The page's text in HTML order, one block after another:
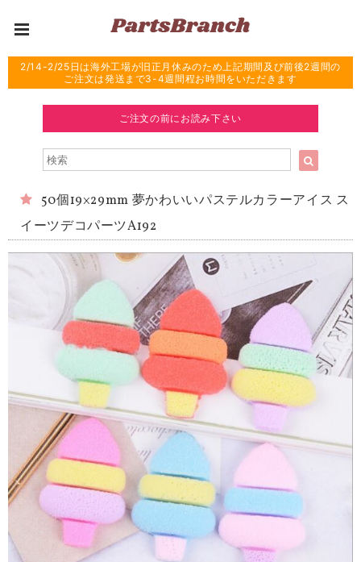
2/14-2/25日は海外工場が旧正月休みのため上記期間及び前後2週間の
ご注文は発送まで3-4週間程お時間をいただきます
ご注文の前にお読み下さい
50個19×29mm 夢かわいいパステルカラーアイス ス
イーツデコパーツA192